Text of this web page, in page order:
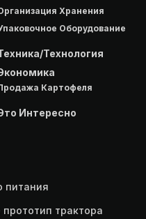
Хранения
Оборудование
Технология
Картофеля
Интересно
питания
трактора